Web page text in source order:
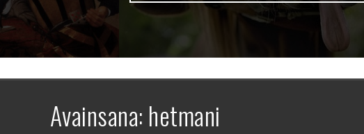
Avainsana: hetmani